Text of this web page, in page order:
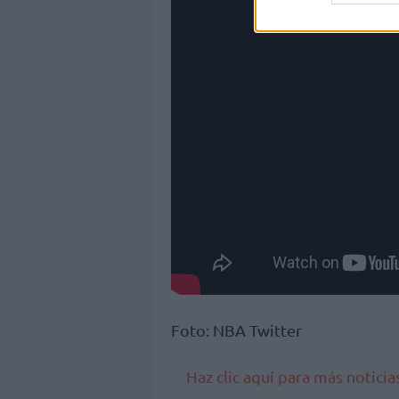
Foto: NBA Twitter
Haz clic aquí para más